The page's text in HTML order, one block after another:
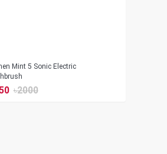
Mint 5 Sonic Electric
৳2000